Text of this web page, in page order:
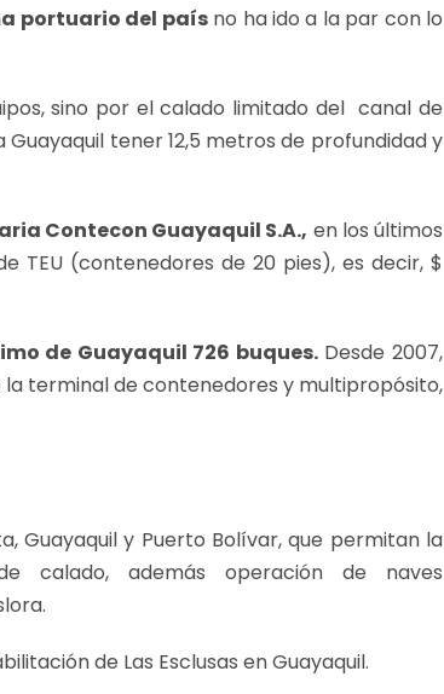
portuario del paísno ha ido a la par con lo
sino por el calado limitado del canal de
tener 12,5 metros de profundidad y
Contecon Guayaquil S.A., en los últimos
TEU (contenedores de 20 pies), es decir, $
de Guayaquil 726 buques.Desde 2007,
terminal de contenedores y multipropósito,
Guayaquil y Puerto Bolívar, que permitan la
calado, además operación de naves
de Las Esclusas en Guayaquil.